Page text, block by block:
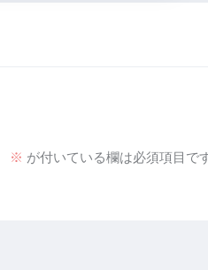
※ が付いている欄は必須項目で